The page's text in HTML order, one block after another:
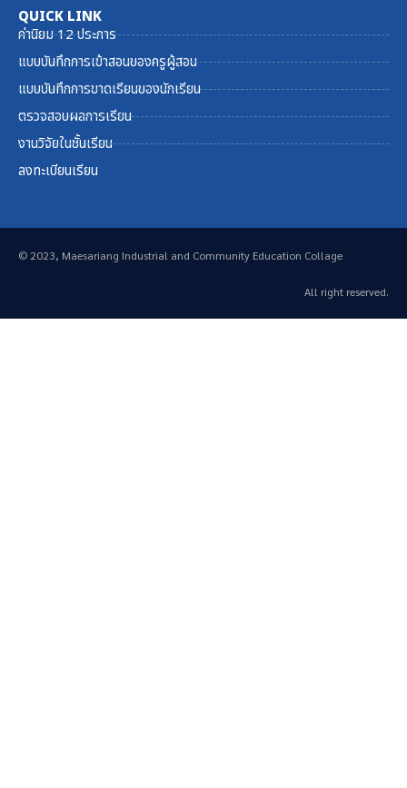
QUICK LINK
ค่านิยม 12 ประการ
แบบบันทึกการเข้าสอนของครูผู้สอน
แบบบันทึกการขาดเรียนของนักเรียน
ตรวจสอบผลการเรียน
งานวิจัยในชั้นเรียน
ลงทะเบียนเรียน
© 2023, Maesariang Industrial and Community Education Collage
All right reserved.